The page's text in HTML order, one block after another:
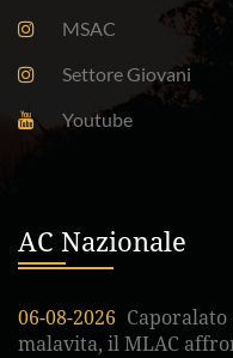
MSAC
Settore Giovani
Youtube
AC Nazionale
06-08-2026
malavita, il MLAC